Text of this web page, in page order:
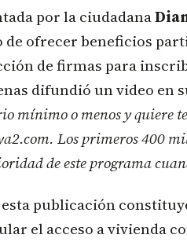
por la ciudadana
de ofrecer beneficios
de firmas para
difundió un video en
mínimo o menos y quiere
Los primeros 400
de este programa
publicación
el acceso a vivienda